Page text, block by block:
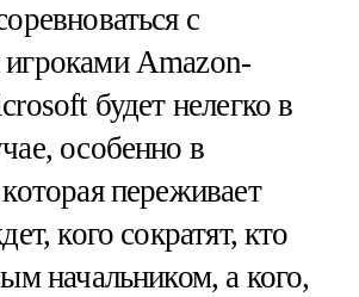
с
Amazon-
будет нелегко в
особенно в
переживает
кого сократят, кто
начальником, а кого,